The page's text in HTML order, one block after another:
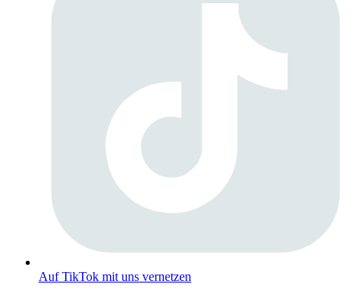
Auf TikTok mit uns vernetzen